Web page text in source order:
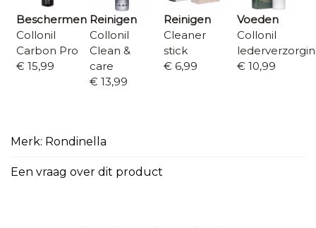
Beschermen
Collonil
Carbon Pro
€ 15,99
Reinigen
Collonil
Clean &
care
€ 13,99
Reinigen
Cleaner
stick
€ 6,99
Voeden
Collonil
€ 10,99
Merk: Rondinella
Een vraag over dit product